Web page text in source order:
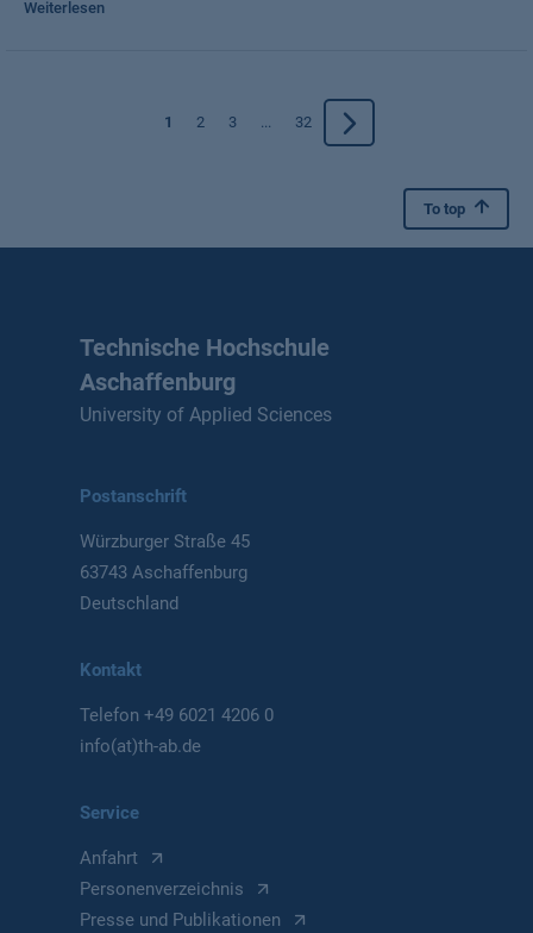
Weiterlesen
1 2 3 ... 32
To top
Technische Hochschule
Aschaffenburg
University of Applied Sciences
Postanschrift
Würzburger Straße 45
63743 Aschaffenburg
Deutschland
Kontakt
Telefon+49 6021 4206 0
info(at)th-ab.de
Service
Anfahrt
Personenverzeichnis
Presse und Publikationen